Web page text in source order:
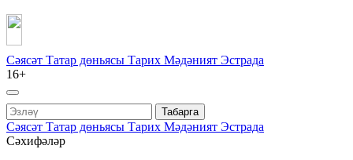
Сәясәт Татар дөньясы Тарих Мәдәният Эстрада
16+
Табарга
Сәясәт Татар дөньясы Тарих Мәдәният Эстрада
Сәхифәләр